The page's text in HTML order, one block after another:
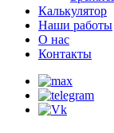
Калькулятор
Наши работы
О нас
Контакты